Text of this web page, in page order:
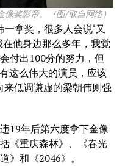
奖影帝。（图/取自网络）
拿奖，很多人会说‘又
他身边那么多年，我觉
付出100分的努力，但
这么伟大的演员，应该
低调谦虚的梁朝伟则强
19年后第六度拿下金像
《重庆森林》、《春光
》和《2046》。